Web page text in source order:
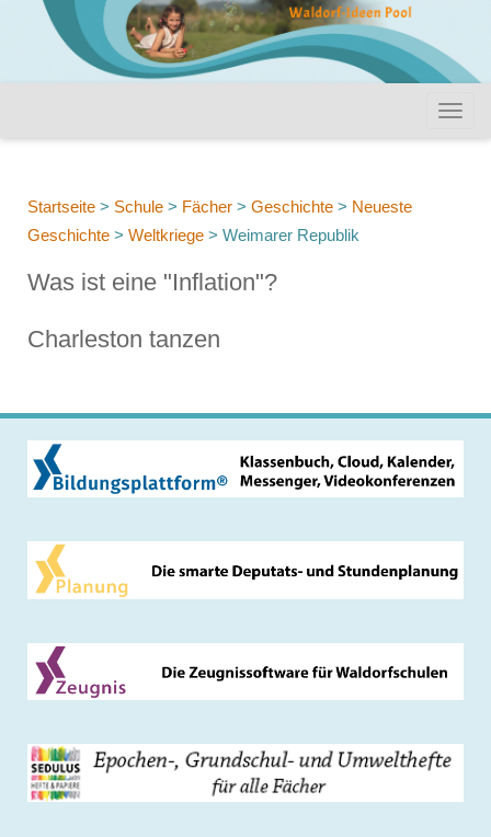
Startseite > Schule > Fächer > Geschichte > Neueste
Geschichte > Weltkriege > Weimarer Republik
Was ist eine "Inflation"?
Charleston tanzen